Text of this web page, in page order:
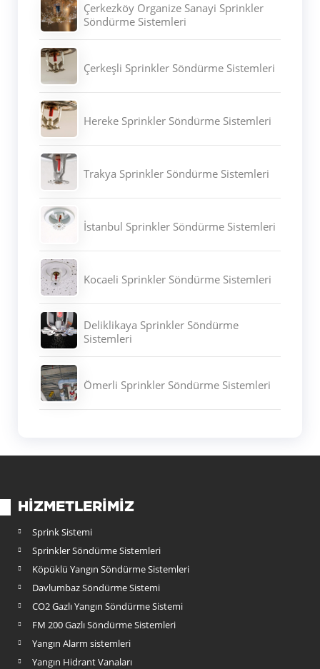
Çerkezköy Organize Sanayi Sprinkler
Söndürme Sistemleri
Çerkeşli Sprinkler Söndürme Sistemleri
Hereke Sprinkler Söndürme Sistemleri
Trakya Sprinkler Söndürme Sistemleri
İstanbul Sprinkler Söndürme Sistemleri
Kocaeli Sprinkler Söndürme Sistemleri
Deliklikaya Sprinkler Söndürme
Sistemleri
Ömerli Sprinkler Söndürme Sistemleri
HIZMETLERIMIZ
Sprink Sistemi
Sprinkler Söndürme Sistemleri
Köpüklü Yangın Söndürme Sistemleri
Davlumbaz Söndürme Sistemi
CO2 Gazlı Yangın Söndürme Sistemi
FM 200 Gazlı Söndürme Sistemleri
Yangın Alarm sistemleri
Yangın Hidrant Vanaları